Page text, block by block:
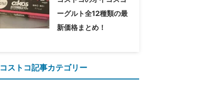
ーグルト全12種類の最
新価格まとめ！
コストコ記事カテゴリー